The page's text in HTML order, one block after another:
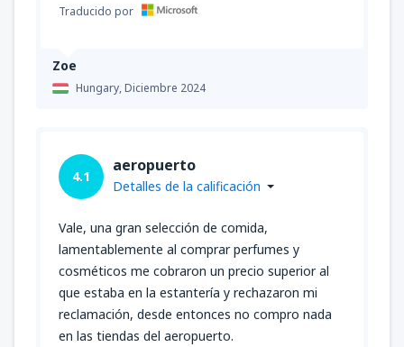
Zoe
Hungary,Diciembre 2024
Traducido por
4.1
aeropuerto
Detalles de la calificación
Vale, una gran selección de comida,
lamentablemente al comprar perfumes y
cosméticos me cobraron un precio superior al
que estaba en la estantería y rechazaron mi
reclamación, desde entonces no compro nada
en las tiendas del aeropuerto.